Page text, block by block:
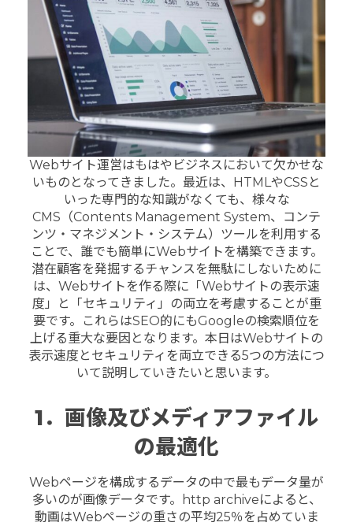
Webサイト運営はもはやビジネスにおいて欠かせな
いものとなってきました。最近は、HTMLやCSSと
いった専門的な知識がなくても、様々な
CMS（Contents Management System、コンテ
ンツ・マネジメント・システム）ツールを利用する
ことで、誰でも簡単にWebサイトを構築できます。
潜在顧客を発掘するチャンスを無駄にしないために
は、Webサイトを作る際に「Webサイトの表示速
度」と「セキュリティ」の両立を考慮することが重
要です。これらはSEO的にもGoogleの検索順位を
上げる重大な要因となります。本日はWebサイトの
表示速度とセキュリティを両立できる5つの方法につ
いて説明していきたいと思います。
1．画像及びメディアファイル
の最適化
Webページを構成するデータの中で最もデータ量が
多いのが画像データです。http archiveによると、
動画はWebページの重さの平均25％を占めていま